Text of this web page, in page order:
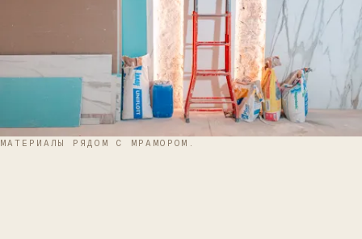
МАТЕРИАЛЫ РЯДОМ С МРАМОРОМ.